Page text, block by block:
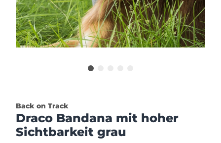
Back on Track
Draco Bandana mit hoher
Sichtbarkeit grau